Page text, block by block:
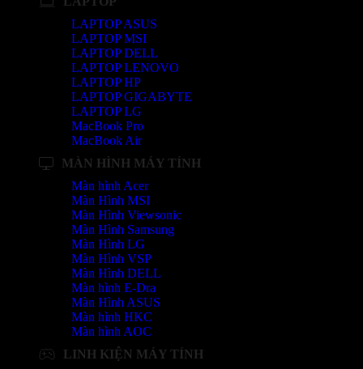
LAPTOP ASUS
LAPTOP MSI
LAPTOP DELL
LAPTOP LENOVO
LAPTOP HP
LAPTOP GIGABYTE
LAPTOP LG
MacBook Pro
MacBook Air
MÀN HÌNH MÁY TÍNH
Màn hình Acer
Màn Hình MSI
Màn Hình Viewsonic
Màn Hình Samsung
Màn Hình LG
Màn Hình VSP
Màn Hình DELL
Màn hình E-Dra
Màn Hình ASUS
Màn hình HKC
Màn hình AOC
LINH KIỆN MÁY TÍNH